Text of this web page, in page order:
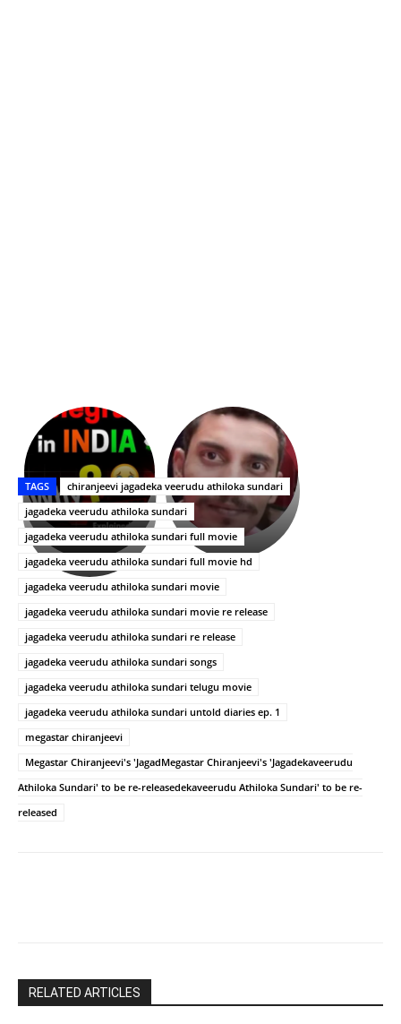
భగవంతుని
ప్రసాదం
తీర్థం..తులసీదళం
లేకుండా
అసంపూర్ణం
కేజీఎఫ్
సినిమాతో
పాన్
ఇండియా
స్టార్
హీరోయిన్‏గా
శెట్టి.
Upasana:
భర్తపై
రివెంజ్
తీర్చుకున్న
ఉపాసన..
పాపం
రామ్
చరణ్
TAGS
chiranjeevi jagadeka veerudu athiloka sundari
jagadeka veerudu athiloka sundari
jagadeka veerudu athiloka sundari full movie
jagadeka veerudu athiloka sundari full movie hd
jagadeka veerudu athiloka sundari movie
jagadeka veerudu athiloka sundari movie re release
jagadeka veerudu athiloka sundari re release
jagadeka veerudu athiloka sundari songs
jagadeka veerudu athiloka sundari telugu movie
jagadeka veerudu athiloka sundari untold diaries ep. 1
megastar chiranjeevi
Megastar Chiranjeevi's 'JagadMegastar Chiranjeevi's 'Jagadekaveerudu
Athiloka Sundari' to be re-releasedekaveerudu Athiloka Sundari' to be re-
released
RELATED ARTICLES